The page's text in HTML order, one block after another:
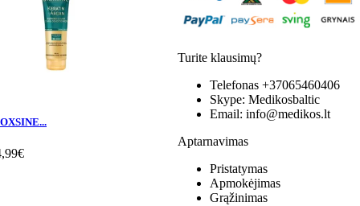
Turite klausimų?
Telefonas +37065460406
Skype: Medikosbaltic
Email: info@medikos.lt
Aptarnavimas
Pristatymas
Apmokėjimas
Grąžinimas